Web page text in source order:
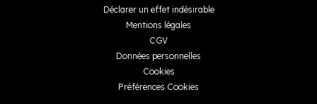
Déclarer un effet indésirable
Mentions légales
CGV
Données personnelles
Cookies
Préférences Cookies